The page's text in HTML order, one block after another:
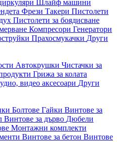
Шлайф машини
Фрези Такери Пистолети
Пистолети за боядисване
Компресори Генератори
Прахосмукачки Други
Автокрушки Чистачки за
Грижа за колата
видео аксесоари Други
Болтове Гайки Винтове за
Винтове за дърво Дюбели
Монтажни комплекти
Винтове за бетон Винтове